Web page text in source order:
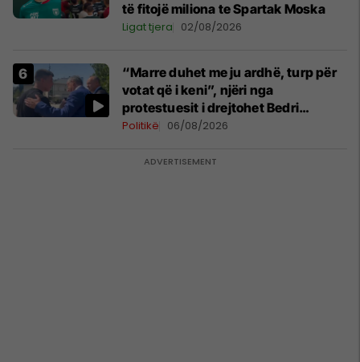
të fitojë miliona te Spartak Moska
Ligat tjera 02/08/2026
“Marre duhet me ju ardhë, turp për
votat që i keni”, njëri nga
protestuesit i drejtohet Bedri
Hamzës
Politikë 06/08/2026